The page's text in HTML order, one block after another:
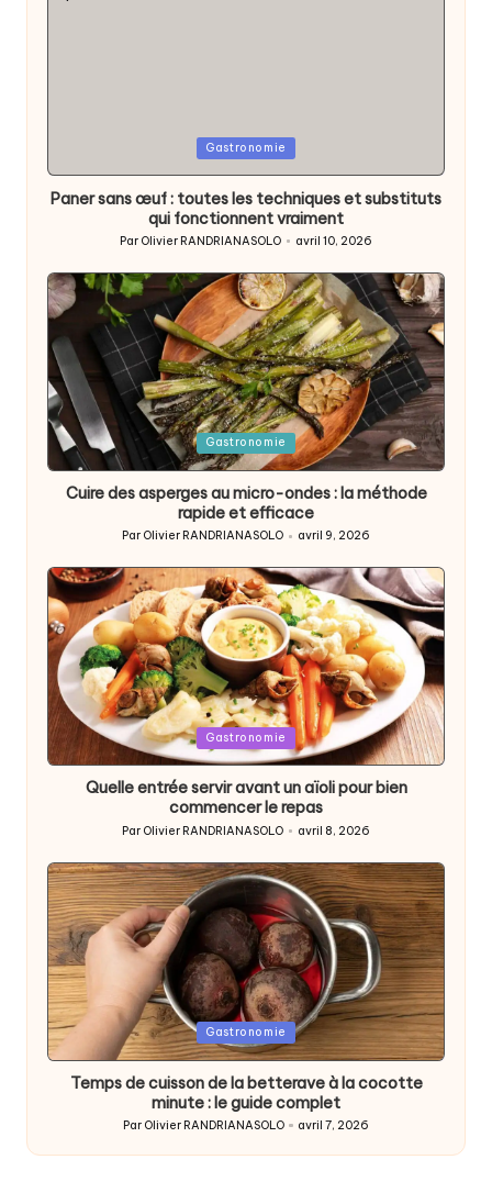
Gastronomie
Paner sans œuf : toutes les techniques et substituts
qui fonctionnent vraiment
Posted
by
Par Olivier RANDRIANASOLO avril 10, 2026
Posted
Gastronomie
Cuire des asperges au micro-ondes : la méthode
rapide et efficace
Posted
by
Par Olivier RANDRIANASOLO avril 9, 2026
Posted
in
Gastronomie
Quelle entrée servir avant un aïoli pour bien
commencer le repas
Posted
Par Olivier RANDRIANASOLO avril 8, 2026
Posted
Gastronomie
Temps de cuisson de la betterave à la cocotte
minute : le guide complet
Posted
by
Par Olivier RANDRIANASOLO avril 7, 2026